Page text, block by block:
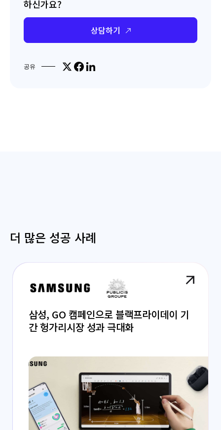
하신가요?
상담하기
공유 Share on X
Share on Facebook
Share on LinkedIn
더 많은 성공 사례
삼성, GO 캠페인으로 블랙프라이데이 기
간 헝가리시장 성과 극대화